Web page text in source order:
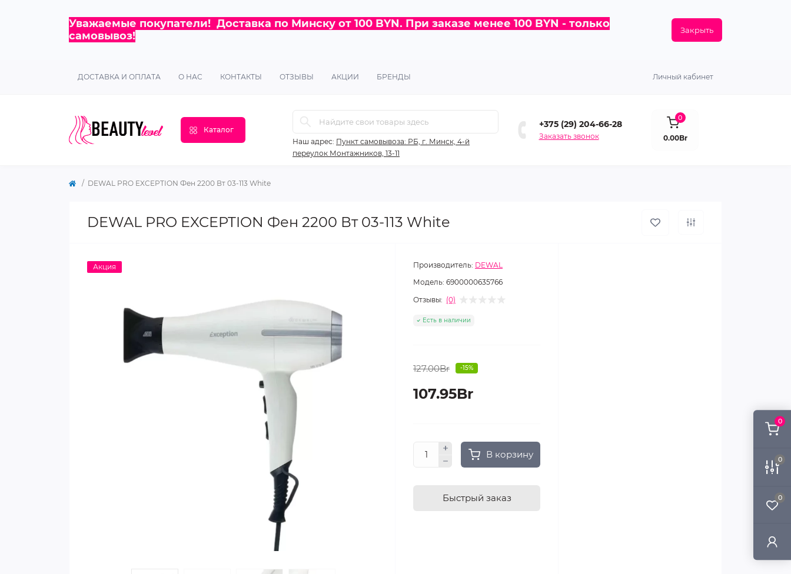
0
0
0
Уважаемые покупатели! Доставка по Минску от 100 BYN. При заказе менее 100 BYN - только
самовывоз!
Закрыть
ДОСТАВКА И ОПЛАТА О НАС КОНТАКТЫ ОТЗЫВЫ АКЦИИ БРЕНДЫ Личный кабинет
Каталог
Наш адрес: Пункт самовывоза: РБ, г. Минск, 4-й
переулок Монтажников, 13-11
+375 (29) 204-66-28
Заказать звонок
0
0.00Br
DEWAL PRO EXCEPTION Фен 2200 Вт 03-113 White
DEWAL PRO EXCEPTION Фен 2200 Вт 03-113 White
Акция Производитель: DEWAL
Модель: 6900000635766
Отзывы: (0)
Есть в наличии
127.00Br -15%
107.95Br
В корзину
Быстрый заказ